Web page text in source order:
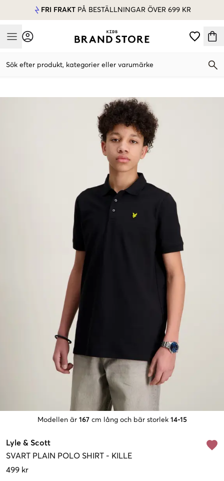
FRI FRAKT PÅ BESTÄLLNINGAR ÖVER 699 KR
Mobile Menu
Sök efter produkt, kategorier eller varumärke
Modellen är 167 cm lång och bär storlek 14-15
Lyle & Scott
SVART PLAIN POLO SHIRT - KILLE
499 kr